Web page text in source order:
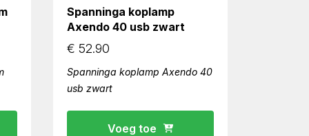
Spanninga koplamp
Axendo 40 usb zwart
€ 52.90
Spanninga koplamp Axendo 40
usb zwart
Voeg toe